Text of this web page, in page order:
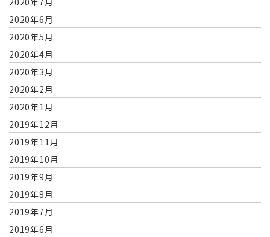
2020年6月
2020年5月
2020年4月
2020年3月
2020年2月
2020年1月
2019年12月
2019年11月
2019年10月
2019年9月
2019年8月
2019年7月
2019年6月